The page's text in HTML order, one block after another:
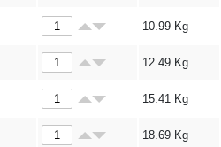
10.99 Kg
12.49 Kg
15.41 Kg
18.69 Kg